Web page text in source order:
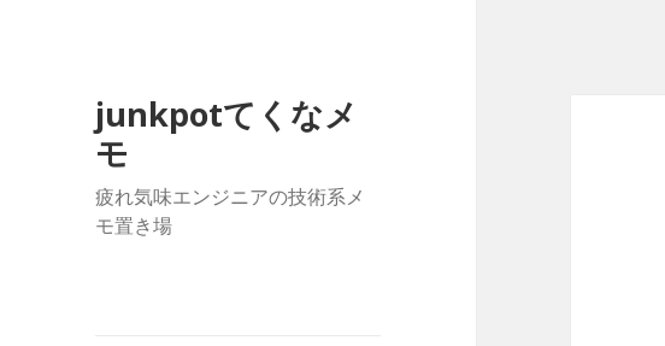
junkpotてくなメ
モ
疲れ気味エンジニアの技術系メ
モ置き場